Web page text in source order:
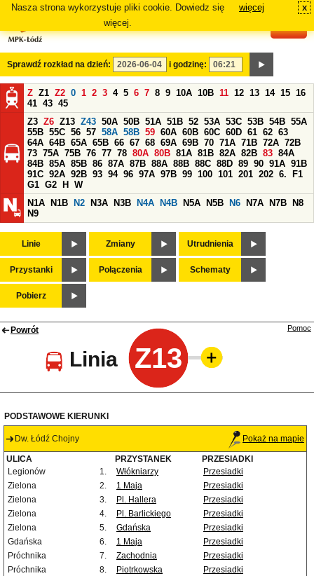
Nasza strona wykorzystuje pliki cookie. Dowiedz się
więcej.
więcej x
Sprawdź rozkład na dzień: i godzinę:
Z Z1 Z2 0 1 2 3 4 5 6 7 8 9 10A 10B 11 12 13 14 15 16
41 43 45
Z3 Z6 Z13 Z43 50A 50B 51A 51B 52 53A 53C 53B 54B 55A
55B 55C 56 57 58A 58B 59 60A 60B 60C 60D 61 62 63
64A 64B 65A 65B 66 67 68 69A 69B 70 71A 71B 72A 72B
73 75A 75B 76 77 78 80A 80B 81A 81B 82A 82B 83 84A
84B 85A 85B 86 87A 87B 88A 88B 88C 88D 89 90 91A 91B
91C 92A 92B 93 94 96 97A 97B 99 100 101 201 202 6.
F1
G1 G2 H
W
N1A
N1B N2 N3A N3B N4A N4B N5A N5B N6 N7A N7B
N8
N9
Linie Zmiany Utrudnienia
Przystanki Połączenia Schematy
Pobierz
Powrót
Linia Z13
Pomoc
PODSTAWOWE KIERUNKI
Dw. Łódź Chojny Pokaż na mapie
ULICA PRZYSTANEK
PRZESIADKI
Legionów
1. Włókniarzy
Przesiadki
Zielona
2. 1 Maja
Przesiadki
Zielona
3. Pl. Hallera
Przesiadki
Zielona
4. Pl. Barlickiego
Przesiadki
Zielona
5. Gdańska
Przesiadki
Gdańska
6. 1 Maja
Przesiadki
Próchnika
7. Zachodnia
Przesiadki
Próchnika
8. Piotrkowska
Przesiadki